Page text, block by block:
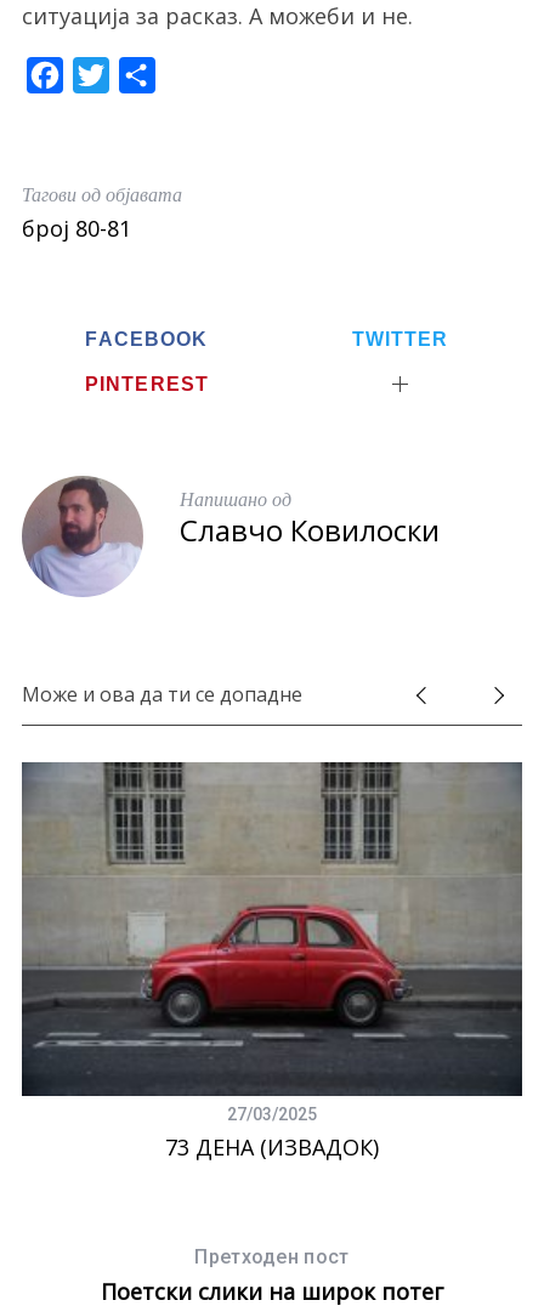
ситуација за расказ. А можеби и не.
e
b
t
t
r
Тагови од објавата
број 80-81
FACEBOOK TWITTER
PINTEREST
Напишано од
Славчо Ковилоски
Може и ова да ти се допадне
27/03/2025
73 ДЕНА (ИЗВАДОК)
Претходен пост
Поетски слики на широк потег